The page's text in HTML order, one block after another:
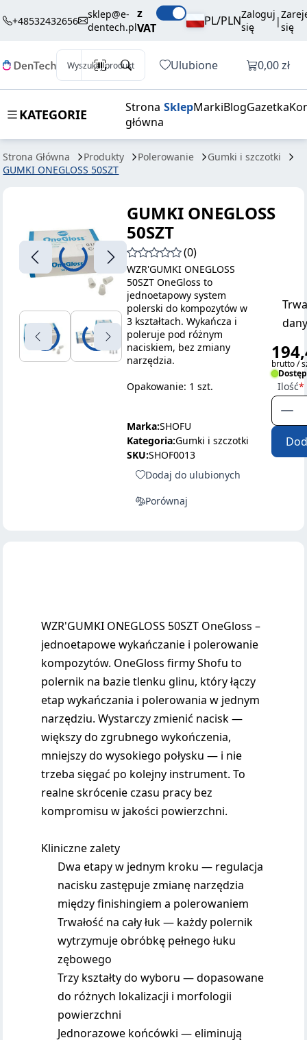
+48532432656
sklep@e-
dentech.pl
z
VAT
PL/PLNZaloguj
się
|się
Wyszukaj produkt Ulubione Otwórz
0,00 zł
KATEGORIE
Strona
główna
SklepMarkiBlogGazetka
Strona Główna Produkty Polerowanie
Gumki i szczotki
GUMKI ONEGLOSS 50SZT
ONEGLOSS
brutto / szt.
GUMKI ONEGLOSS
50SZT
(0)
WZR'GUMKI ONEGLOSS
50SZT OneGloss to
jednoetapowy system
polerski do kompozytów w
3 kształtach. Wykańcza i
poleruje pod różnym
naciskiem, bez zmiany
narzędzia.
Opakowanie: 1 szt.
Marka:SHOFU
Kategoria:Gumki i szczotki
SKU:SHOF0013
Dodaj do ulubionych
Porównaj
brutto /
Ilość
WZR'GUMKI ONEGLOSS 50SZT OneGloss –
jednoetapowe wykańczanie i polerowanie
kompozytów. OneGloss firmy Shofu to
polernik na bazie tlenku glinu, który łączy
etap wykańczania i polerowania w jednym
narzędziu. Wystarczy zmienić nacisk —
większy do zgrubnego wykończenia,
mniejszy do wysokiego połysku — i nie
trzeba sięgać po kolejny instrument. To
realne skrócenie czasu pracy bez
kompromisu w jakości powierzchni.
Kliniczne zalety
Dwa etapy w jednym kroku — regulacja
nacisku zastępuje zmianę narzędzia
między finishingiem a polerowaniem
Trwałość na cały łuk — każdy polernik
wytrzymuje obróbkę pełnego łuku
zębowego
Trzy kształty do wyboru — dopasowane
do różnych lokalizacji i morfologii
powierzchni
Jednorazowe końcówki — eliminują